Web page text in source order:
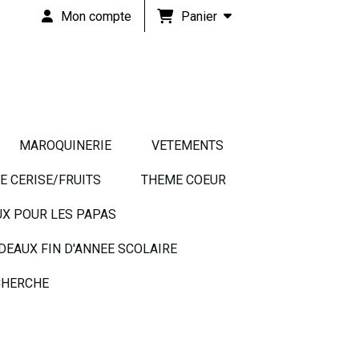
Mon compte Panier
MAROQUINERIE VETEMENTS
CERISE/FRUITS THEME COEUR
POUR LES PAPAS
FIN D'ANNEE SCOLAIRE